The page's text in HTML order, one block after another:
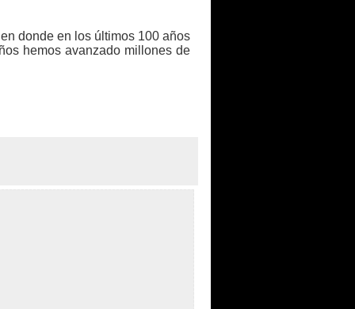
donde en los últimos 100 años
hemos avanzado millones de